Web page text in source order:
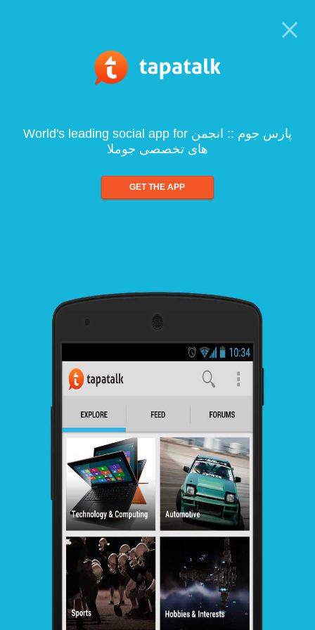
World's leading social app for پارس جوم :: انجمن
های تخصصی جوملا
GET THE APP